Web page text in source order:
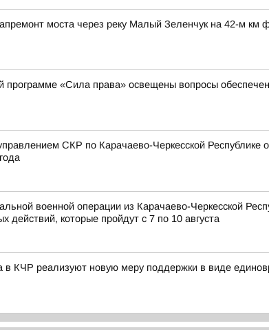
моста через реку Малый Зеленчук на 42-м км
программе «Сила права» освещены вопросы
СКР по Карачаево-Черкесской
военной операции из Карачаево-Черкесской
действий, которые пройдут с 7 по 10 августа
в КЧР реализуют новую меру поддержки в виде